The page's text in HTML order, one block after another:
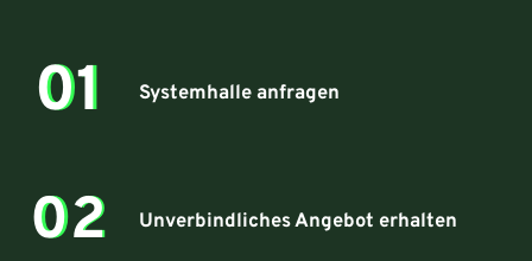
01
01 Systemhalle anfragen
02
02 Unverbindliches Angebot erhalten